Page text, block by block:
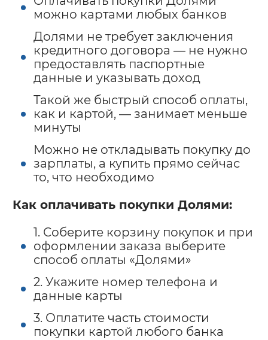
можно картами любых банков
Долями не требует заключения
кредитного договора — не нужно
предоставлять паспортные
данные и указывать доход
Такой же быстрый способ оплаты,
как и картой, — занимает меньше
минуты
Можно не откладывать покупку до
зарплаты, а купить прямо сейчас
то, что необходимо
Как оплачивать покупки Долями:
1. Соберите корзину покупок и при
оформлении заказа выберите
способ оплаты «Долями»
2. Укажите номер телефона и
данные карты
3. Оплатите часть стоимости
покупки картой любого банка